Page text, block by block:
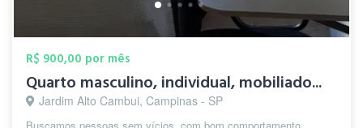
R$ 900,00 por mês
Quarto masculino, individual, mobiliado...
Jardim Alto Cambui, Campinas - SP